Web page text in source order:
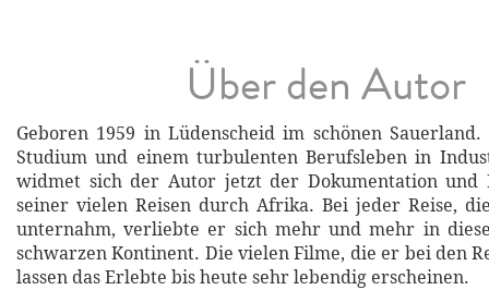
Über den Autor
Geboren 1959 in Lüdenscheid im schönen
Studium und einem turbulenten Berufsleben in
widmet sich der Autor jetzt der Dokumentation und
seiner vielen Reisen durch Afrika. Bei jeder Reise,
unternahm, verliebte er sich mehr und mehr in
schwarzen Kontinent. Die vielen Filme, die er bei den
lassen das Erlebte bis heute sehr lebendig erscheinen.